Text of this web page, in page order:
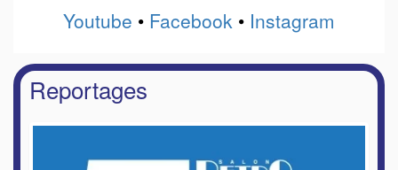
Youtube • Facebook • Instagram
Reportages